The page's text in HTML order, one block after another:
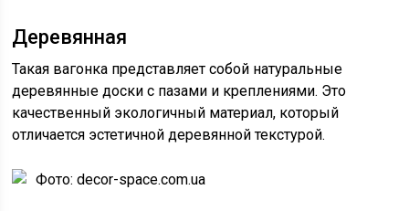
Деревянная
Такая вагонка представляет собой натуральные
деревянные доски с пазами и креплениями. Это
качественный экологичный материал, который
отличается эстетичной деревянной текстурой.
Фото: decor-space.com.ua